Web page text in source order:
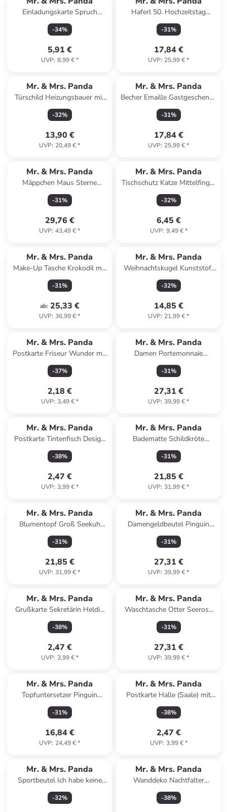
Einladungskarte Spruch
Geborgenheit im Zuhause ... in
Lavendeltraum
-34%
5,91 €
UVP: 8,99 €*
Haferl 50. Hochzeitstag
Goldene Hochzeit mit Sp... in
Braun Pastell
-31%
17,84 €
UVP: 25,99 €*
Mr. & Mrs. Panda
Türschild Heizungsbauer mit
Spruch in Keine Angabe
-32%
13,90 €
UVP: 20,49 €*
Mr. & Mrs. Panda
Becher Emaille Gastgeschenke
Freude mit Spruch in Schwarz
-31%
17,84 €
UVP: 25,99 €*
Mr. & Mrs. Panda
Mäppchen Maus Sterne
Design mit Spruch in Weiß
-31%
29,76 €
UVP: 43,49 €*
Mr. & Mrs. Panda
Tischschutz Katze Mittelfinger
ohne Spruch in Transparent
-32%
6,45 €
UVP: 9,49 €*
Mr. & Mrs. Panda
Make-Up Tasche Krokodil mit
Spruch in Weiß
-31%
ab: 25,33 €
UVP: 36,99 €*
Mr. & Mrs. Panda
Weihnachtskugel Kunststoff
Pinguin Kokosnuss De... in
Weiß
-32%
14,85 €
UVP: 21,99 €*
Mr. & Mrs. Panda
Postkarte Friseur Wunder mit
Spruch in Weiß
-37%
2,18 €
UVP: 3,49 €*
Mr. & Mrs. Panda
Damen Portemonnaie
Schnecken Liebe mit Spruch in
Grau Pastell
-31%
27,31 €
UVP: 39,99 €*
Mr. & Mrs. Panda
Postkarte Tintenfisch Design
mit Spruch in Weiß
-38%
2,47 €
UVP: 3,99 €*
Mr. & Mrs. Panda
Badematte Schildkröte
MHerzieren ohne Spruch in
Blau Pastell
-31%
21,85 €
UVP: 31,99 €*
Mr. & Mrs. Panda
Blumentopf Groß Seekuh
Chillen mit Spruch in Weiß
-31%
21,85 €
UVP: 31,99 €*
Mr. & Mrs. Panda
Damengeldbeutel Pinguin
Blumen ohne Spruch in
Eisblau
-31%
27,31 €
UVP: 39,99 €*
Mr. & Mrs. Panda
Grußkarte Sekretärin Heldin
mit Spruch in Meeresbrise
-38%
2,47 €
UVP: 3,99 €*
Mr. & Mrs. Panda
Waschtasche Otter Seerose
ohne Spruch in Grau Pastell
-31%
27,31 €
UVP: 39,99 €*
Mr. & Mrs. Panda
Topfuntersetzer Pinguin
Weihnachtsbaum Design o...
in Weiß
-31%
16,84 €
UVP: 24,49 €*
Mr. & Mrs. Panda
Postkarte Halle (Saale) mit
Spruch in Keine Angabe
-38%
2,47 €
UVP: 3,99 €*
Mr. & Mrs. Panda
Sportbeutel Ich habe keine
Zeit.... mit Spruch in Creme
-32%
Mr. & Mrs. Panda
Wanddeko Nachtfalter
Schneemann mit Spruch in
Weiß
-38%